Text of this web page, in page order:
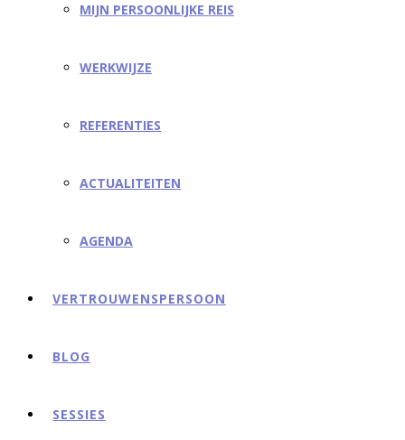
MIJN PERSOONLIJKE REIS
WERKWIJZE
REFERENTIES
ACTUALITEITEN
AGENDA
VERTROUWENSPERSOON
BLOG
SESSIES